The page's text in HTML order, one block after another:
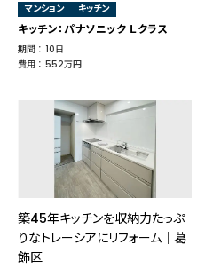
マンション キッチン
キッチン：パナソニック Ｌクラス
期間 ： 10日
費用 ： 552万円
築45年キッチンを収納力たっぷ
りなトレーシアにリフォーム｜葛
飾区